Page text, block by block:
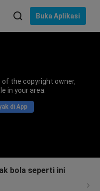
Buka Aplikasi
the copyright owner,
in your area.
di App
bola seperti ini